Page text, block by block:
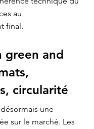
au
final.
green and
circularité
une
sur le marché. Les